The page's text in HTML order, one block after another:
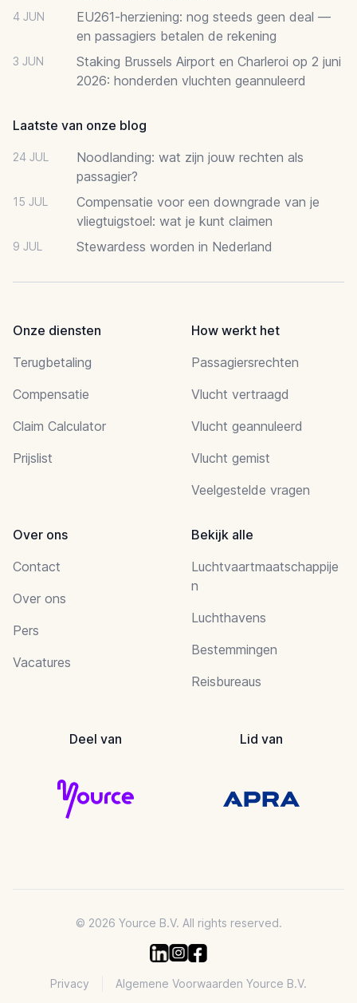
4 JUN
EU261-herziening: nog steeds geen deal —
en passagiers betalen de rekening
3 JUN
Staking Brussels Airport en Charleroi op 2 juni
2026: honderden vluchten geannuleerd
Laatste van onze blog
24 JUL
Noodlanding: wat zijn jouw rechten als
passagier?
15 JUL
Compensatie voor een downgrade van je
vliegtuigstoel: wat je kunt claimen
9 JUL Stewardess worden in Nederland
Onze diensten
Terugbetaling
Compensatie
Claim Calculator
Prijslist
How werkt het
Passagiersrechten
Vlucht vertraagd
Vlucht geannuleerd
Vlucht gemist
Veelgestelde vragen
Over ons
Contact
Over ons
Pers
Vacatures
Bekijk alle
Luchtvaartmaatschappije
n
Luchthavens
Bestemmingen
Reisbureaus
Deel van Lid van
© 2026 Yource B.V. All rights reserved.
Privacy Algemene Voorwaarden Yource B.V.